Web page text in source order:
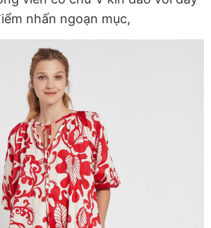
nhấn ngoạn mục,